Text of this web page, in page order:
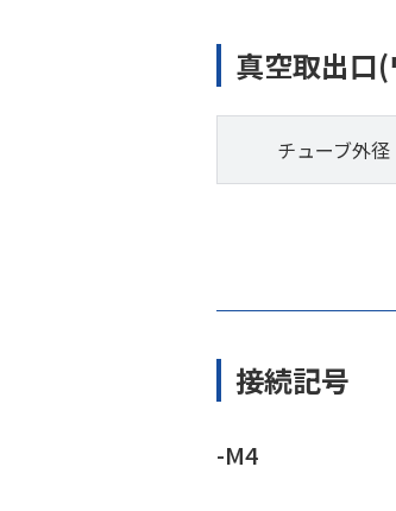
真空取出口
チューブ外径
接続記号
-M4